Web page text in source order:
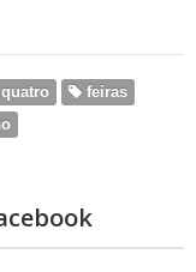
quatro
feiras